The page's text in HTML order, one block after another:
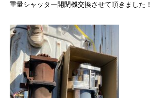
重量シャッター開閉機交換させて頂きました！